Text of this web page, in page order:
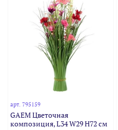
арт.795159
GAEM Цветочная
композиция, L34 W29 H72 см